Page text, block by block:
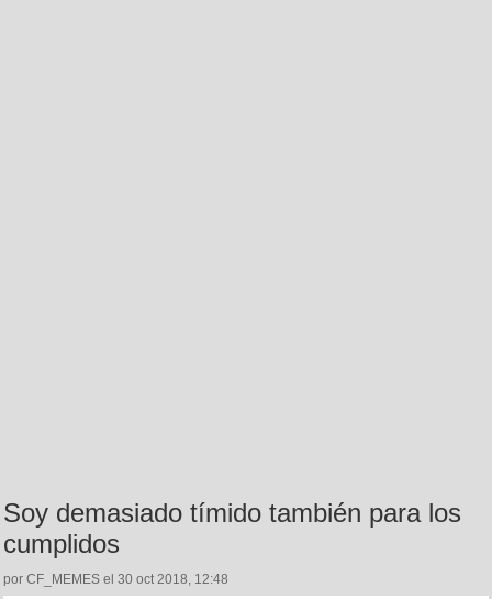
Soy demasiado tímido también para los
cumplidos
por CF_MEMES el 30 oct 2018, 12:48